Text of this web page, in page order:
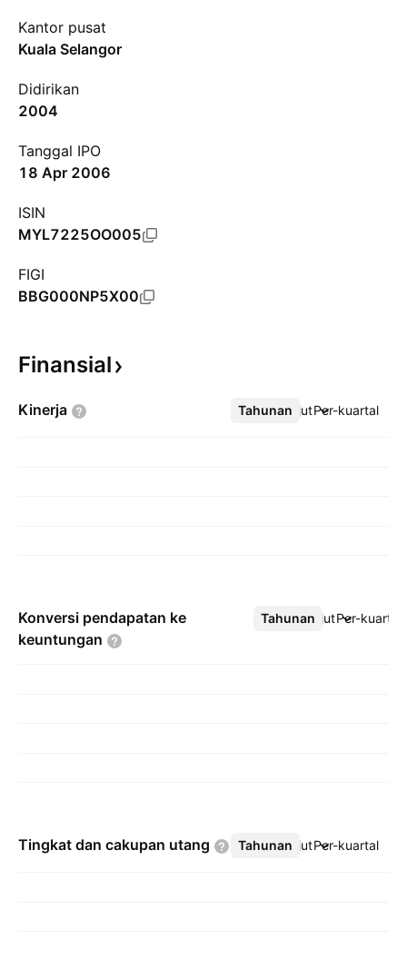
Kantor pusat
Kuala Selangor
Didirikan
2004
Tanggal IPO
18 Apr 2006
ISIN
MYL7225OO005
FIGI
BBG000NP5X00
Finansial
Kinerja Tahunan Per-kuartal
Lebih lanjut
Konversi pendapatan ke
keuntungan
Tahunan Per-kuartal
Lebih lanjut
Tingkat dan cakupan utang Tahunan Per-kuartal
Lebih lanjut